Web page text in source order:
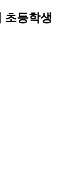
초등학생